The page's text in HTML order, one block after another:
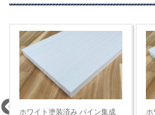
ホワイト塗装済み パイン集成
ホ